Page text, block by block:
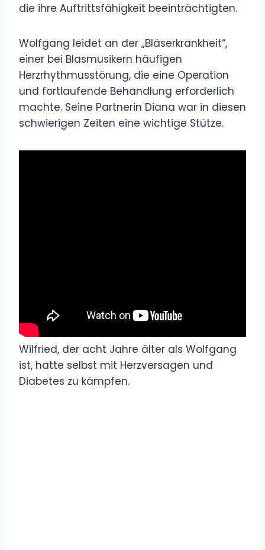
die ihre Auftrittsfähigkeit beeinträchtigten.
Wolfgang leidet an der „Bläserkrankheit“,
einer bei Blasmusikern häufigen
Herzrhythmusstörung, die eine Operation
und fortlaufende Behandlung erforderlich
machte. Seine Partnerin Diana war in diesen
schwierigen Zeiten eine wichtige Stütze.
Wilfried, der acht Jahre älter als Wolfgang
ist, hatte selbst mit Herzversagen und
Diabetes zu kämpfen.